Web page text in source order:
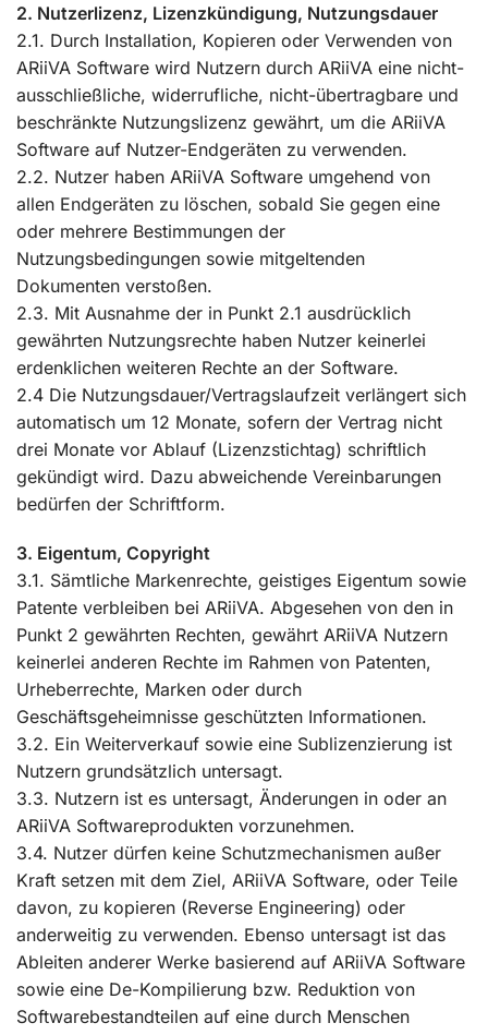
2. Nutzerlizenz, Lizenzkündigung, Nutzungsdauer
2.1. Durch Installation, Kopieren oder Verwenden von
ARiiVA Software wird Nutzern durch ARiiVA eine nicht-
ausschließliche, widerrufliche, nicht-übertragbare und
beschränkte Nutzungslizenz gewährt, um die ARiiVA
Software auf Nutzer-Endgeräten zu verwenden.
2.2. Nutzer haben ARiiVA Software umgehend von
allen Endgeräten zu löschen, sobald Sie gegen eine
oder mehrere Bestimmungen der
Nutzungsbedingungen sowie mitgeltenden
Dokumenten verstoßen.
2.3. Mit Ausnahme der in Punkt 2.1 ausdrücklich
gewährten Nutzungsrechte haben Nutzer keinerlei
erdenklichen weiteren Rechte an der Software.
2.4 Die Nutzungsdauer/Vertragslaufzeit verlängert sich
automatisch um 12 Monate, sofern der Vertrag nicht
drei Monate vor Ablauf (Lizenzstichtag) schriftlich
gekündigt wird. Dazu abweichende Vereinbarungen
bedürfen der Schriftform.
3. Eigentum, Copyright
3.1. Sämtliche Markenrechte, geistiges Eigentum sowie
Patente verbleiben bei ARiiVA. Abgesehen von den in
Punkt 2 gewährten Rechten, gewährt ARiiVA Nutzern
keinerlei anderen Rechte im Rahmen von Patenten,
Urheberrechte, Marken oder durch
Geschäftsgeheimnisse geschützten Informationen.
3.2. Ein Weiterverkauf sowie eine Sublizenzierung ist
Nutzern grundsätzlich untersagt.
3.3. Nutzern ist es untersagt, Änderungen in oder an
ARiiVA Softwareprodukten vorzunehmen.
3.4. Nutzer dürfen keine Schutzmechanismen außer
Kraft setzen mit dem Ziel, ARiiVA Software, oder Teile
davon, zu kopieren (Reverse Engineering) oder
anderweitig zu verwenden. Ebenso untersagt ist das
Ableiten anderer Werke basierend auf ARiiVA Software
sowie eine De-Kompilierung bzw. Reduktion von
Softwarebestandteilen auf eine durch Menschen